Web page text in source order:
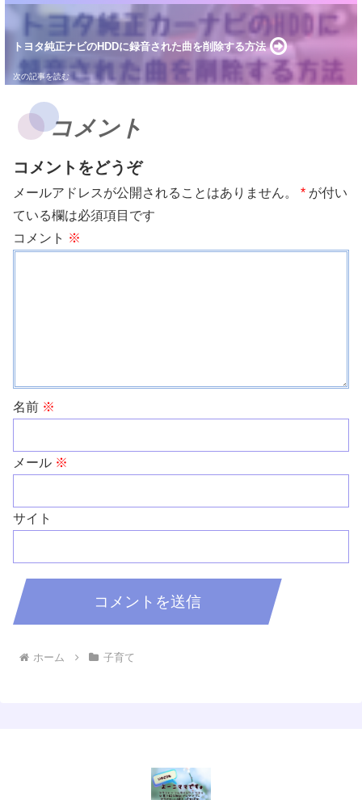
トヨタ純正ナビのHDDに録音された曲を削除する方法
コメント
コメントをどうぞ
メールアドレスが公開されることはありません。 * が付い
ている欄は必須項目です
コメント ※
名前 ※
メール ※
サイト
ホーム 子育て